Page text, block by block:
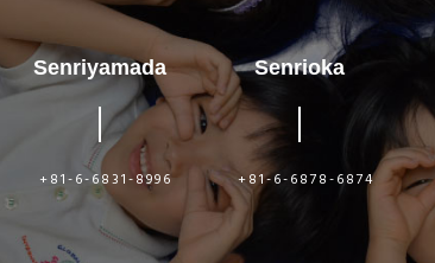
Senriyamada
+81-6-6831-8996
Senrioka
+81-6-6878-6874